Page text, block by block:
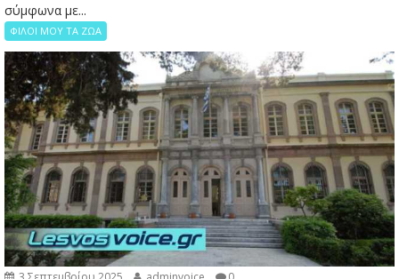
σύμφωνα με...
ΦΙΛΟΙ ΜΟΥ ΤΑ ΖΩΑ